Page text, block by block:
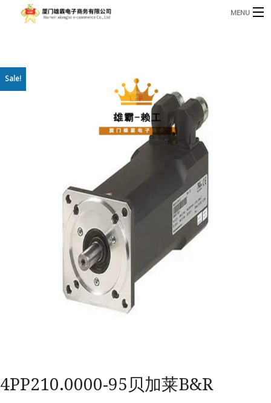
MENU
首页
Sale!
4PP210.0000-95贝加莱B&R